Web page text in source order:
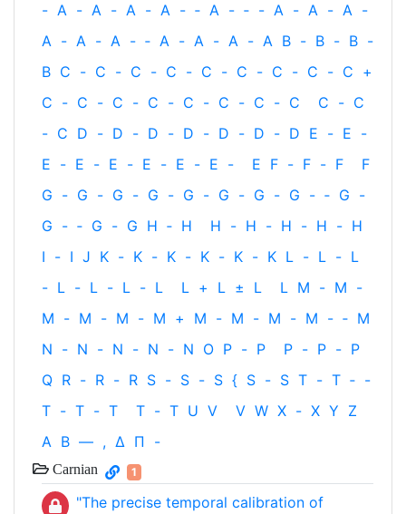
- A - A - A - A - ‐ A - ‐ - A - A - A -
A - A - A - ‐ A - A - A - A B - B - B -
B C - C - C - C - C - C - C - C - C +
C - C - C - C - C - C - C - C C - C
- C D - D - D - D - D - D - D E - E -
E - E - E - E - E - E - E F - F - F
F
G - G - G - G - G - G - G - G - ‐ G -
G - ‐ G - G H ‐ H H - H - H - H - H
I - I J K - K - K - K - K - K L - L - L
- L - L - L - L L + L ± L L M - M -
M - M - M - M + M - M - M - M - ‐ M
N - N - N - N - N O P - P P - P - P
Q R - R - R S - S - S { S - S T - T ‐ -
T - T - T T - T U V V W X - X Y Z
Α Β — , Δ Π -
Carnian 1
"The precise temporal calibration of